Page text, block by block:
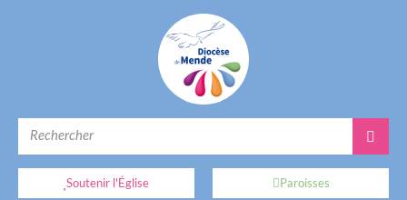
Soutenir l'Église Paroisses